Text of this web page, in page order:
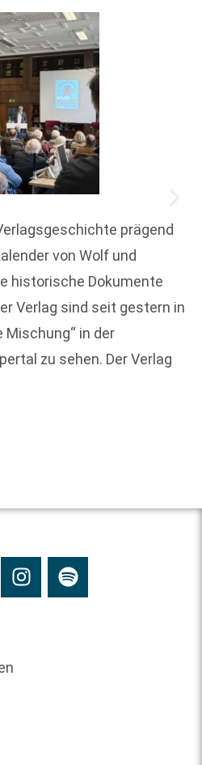
prägend
von Wolf und
historische Dokumente
Verlag sind seit gestern in
Mischung“ in der
zu sehen. Der Verlag